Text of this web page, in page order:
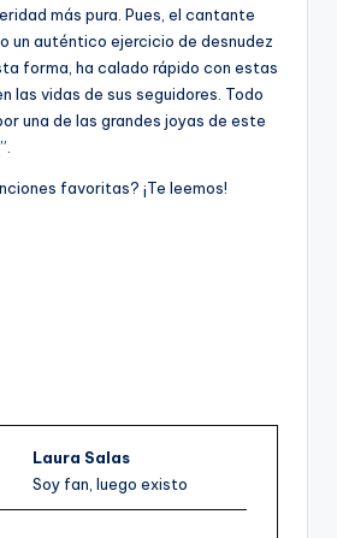
más pura. Pues, el cantante
un auténtico ejercicio de desnudez
forma, ha calado rápido con estas
las vidas de sus seguidores. Todo
una de las grandes joyas de este
favoritas? ¡Te leemos!
Laura Salas
Soy fan, luego existo